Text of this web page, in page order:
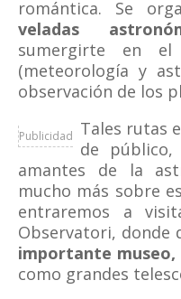
romántica. Se
veladas
sumergirte en
(meteorología y
observación de los
Publicidad Tales rutas
de
amantes de la
mucho más sobre
entraremos a
Observatori, donde
importante museo,
como grandes